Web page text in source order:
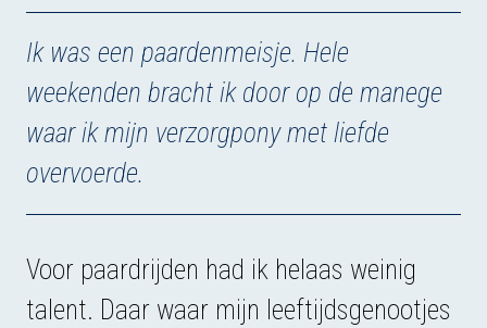
Ik was een paardenmeisje. Hele
weekenden bracht ik door op de manege
waar ik mijn verzorgpony met liefde
overvoerde.
Voor paardrijden had ik helaas weinig
talent. Daar waar mijn leeftijdsgenootjes